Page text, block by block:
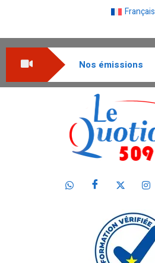
Français
Nos émissions